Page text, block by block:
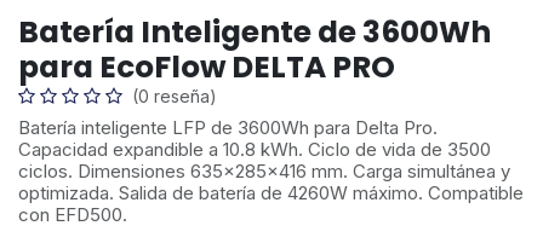
Batería Inteligente de 3600Wh
para EcoFlow DELTA PRO
(0 reseña)
Batería inteligente LFP de 3600Wh para Delta Pro.
Capacidad expandible a 10.8 kWh. Ciclo de vida de 3500
ciclos. Dimensiones 635x285x416 mm. Carga simultánea y
optimizada. Salida de batería de 4260W máximo. Compatible
con EFD500.